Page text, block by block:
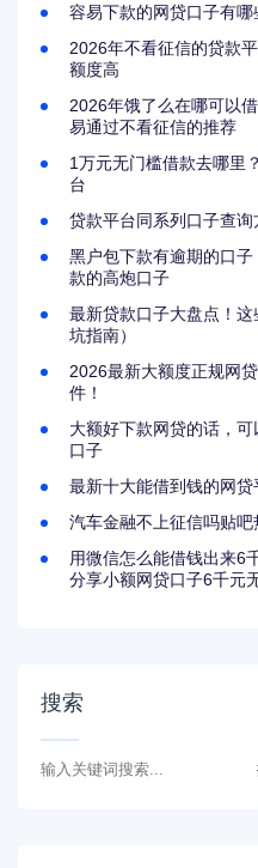
容易下款的网贷口子有
2026年不看征信的贷款
额度高
2026年饿了么在哪可以
易通过不看征信的推荐
1万元无门槛借款去哪里
台
贷款平台同系列口子查
黑户包下款有逾期的口
款的高炮口子
最新贷款口子大盘点！
坑指南）
2026最新大额度正规网
件！
大额好下款网贷的话，
口子
最新十大能借到钱的网
汽车金融不上征信吗贴
用微信怎么能借钱出来6
分享小额网贷口子6千元
搜索